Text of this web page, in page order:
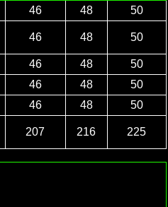
46 48
50
46 48 50
46 48
50
46 48
50
46 48
50
207 216 225